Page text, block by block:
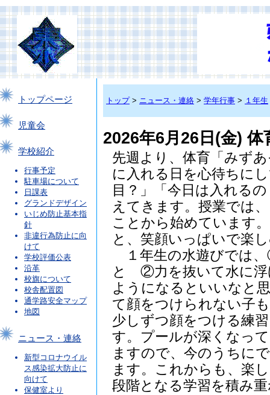
トップページ
児童会
学校紹介
行事予定
駐車場について
日課表
グランドデザイン
いじめ防止基本指
針
非違行為防止に向
けて
学校評価公表
沿革
校旗について
校舎配置図
通学路安全マップ
地図
ニュース・連絡
新型コロナウイル
ス感染拡大防止に
向けて
保健室より
トップ> ニュース・連絡 > 学年行事 > １年生
2026年6月26日(金)
先週より、体育「みず
に入れる日を心待ちに
目？」「今日は入れる
えてきます。授業では
ことから始めています
と、笑顔いっぱいで楽
１年生の水遊びでは
と ②力を抜いて水に浮
ようになるといいなと
て顔をつけられない子
少しずつ顔をつける練
す。プールが深くなっ
ますので、今のうちに
ます。これからも、楽
段階となる学習を積み